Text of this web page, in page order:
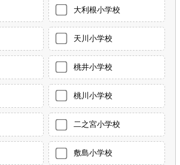
大利根小学校
天川小学校
桃井小学校
桃川小学校
二之宮小学校
敷島小学校